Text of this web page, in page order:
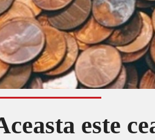
este